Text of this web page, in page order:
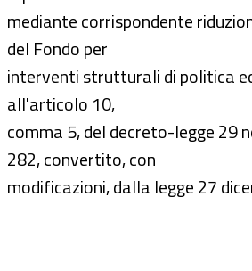
mediante corrispondente
del Fondo per
interventi strutturali di politica
all'articolo 10,
comma 5, del decreto-legge 29
282, convertito, con
modificazioni, dalla legge 27